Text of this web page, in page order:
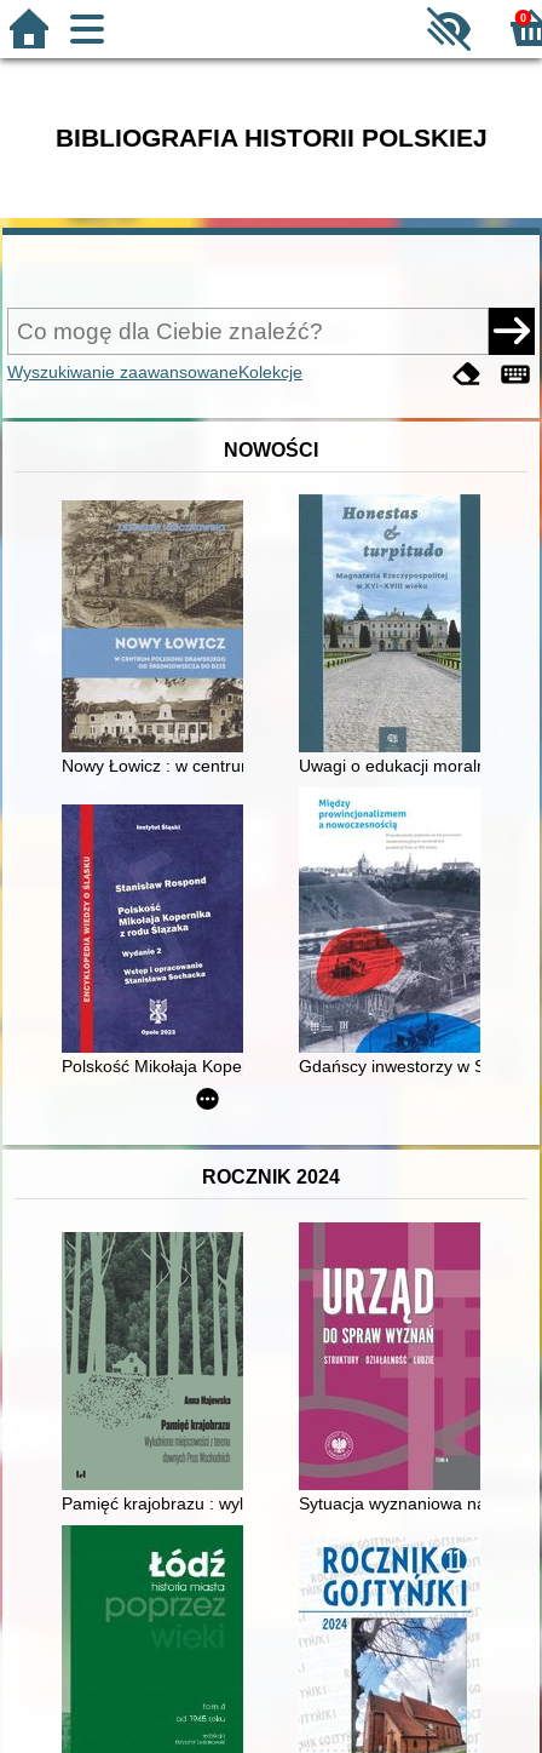
0
BIBLIOGRAFIA HISTORII POLSKIEJ
Wyszukiwanie zaawansowaneKolekcje
NOWOŚCI
Nowy Łowicz : w centrum poligonu drawskiego od
Uwagi o edukacji moralnej
Polskość Mikołaja Kopernika z rodu Ślązaka
Gdańscy inwestorzy w
ROCZNIK 2024
Pamięć krajobrazu : wyludnione miejscowości z terenu
Sytuacja wyznaniowa na